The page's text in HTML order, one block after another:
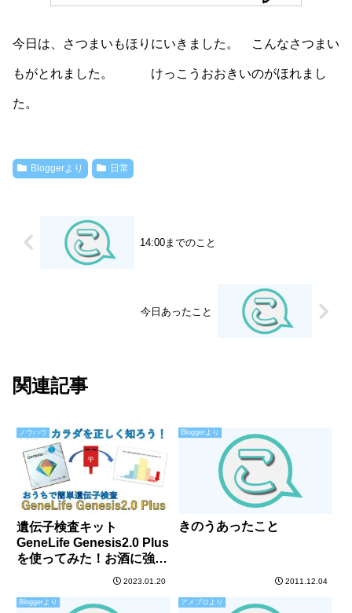
今日は、さつまいもほりにいきました。 こんなさつまい
もがとれました。 けっこうおおきいのがほれまし
た。
Bloggerより 日常
14:00までのこと
今日あったこと
関連記事
ノウハウ
遺伝子検査キット
GeneLife Genesis2.0 Plus
を使ってみた！お酒に強
い？疾患リスクは？最適な
は？
2023.01.20
Bloggerより
きのうあったこと
2011.12.04
Bloggerより アメブロより